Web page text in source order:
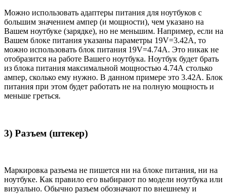
Можно использовать адаптеры питания для ноутбуков с
большим значением ампер (и мощности), чем указано на
Вашем ноутбуке (зарядке), но не меньшим. Например, если на
Вашем блоке питания указаны параметры 19V=3.42A, то
можно использовать блок питания 19V=4.74A. Это никак не
отобразится на работе Вашего ноутбука. Ноутбук будет брать
из блока питания максимальной мощностью 4.74А столько
ампер, сколько ему нужно. В данном примере это 3.42А. Блок
питания при этом будет работать не на полную мощность и
меньше греться.
3) Разъем (штекер)
Маркировка разъема не пишется ни на блоке питания, ни на
ноутбуке. Как правило его выбирают по модели ноутбука или
визуально. Обычно разъем обозначают по внешнему и